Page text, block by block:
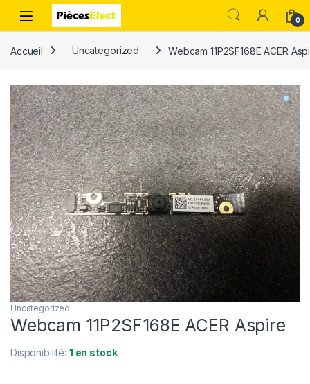
0
Accueil Uncategorized Webcam 11P2SF168E ACER
Uncategorized
Webcam 11P2SF168E ACER Aspire
Disponibilité: 1 en stock